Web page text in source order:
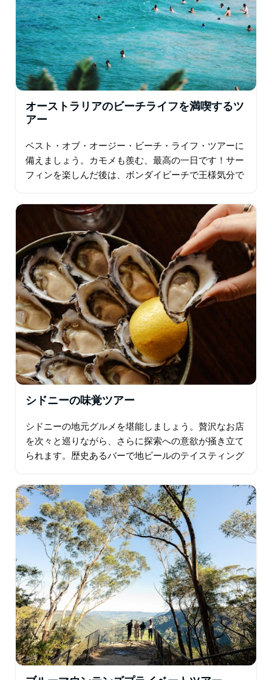
オーストラリアのビーチライフを満喫するツ
アー
ベスト・オブ・オージー・ビーチ・ライフ・ツアーに
備えましょう。カモメも羨む、最高の一日です！サー
フィンを楽しんだ後は、ボンダイビーチで王様気分で
そしてクージー…
シドニーの味覚ツアー
シドニーの地元グルメを堪能しましょう。贅沢なお店
を次々と巡りながら、さらに探索への意欲が掻き立て
られます。歴史あるバーで地ビールのテイスティング
イカ料理に舌鼓。次は、シドニーで最もホットな郊外
で…